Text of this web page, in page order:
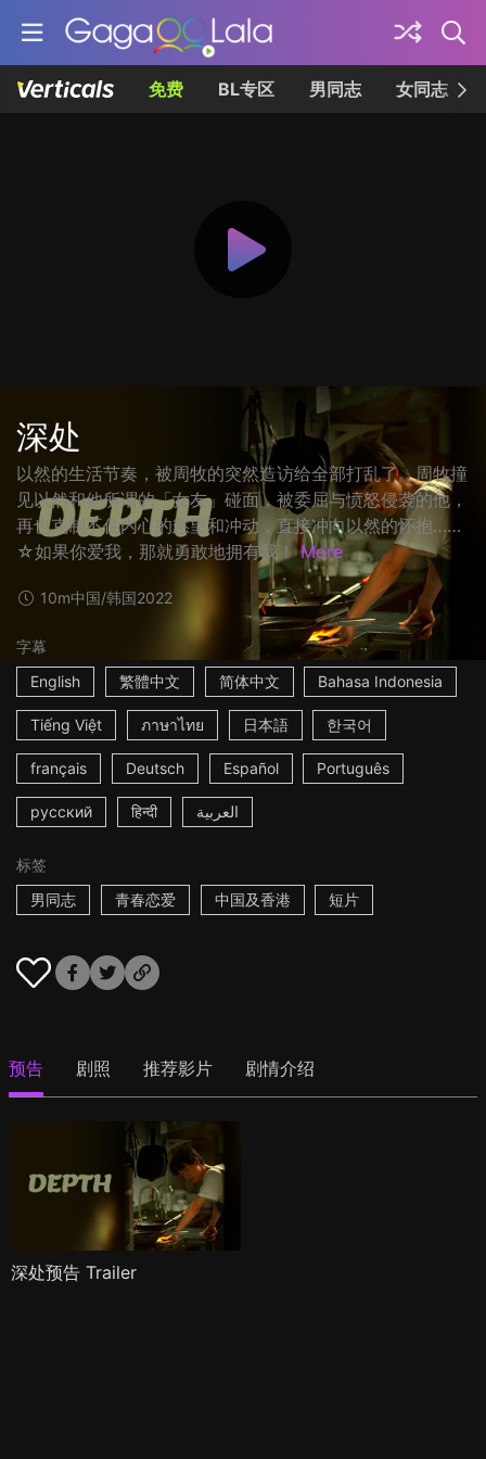
免费 BL专区 男同志 女同志
深处
以然的生活节奏，被周牧的突然造访给全部打乱了。周牧撞
见以然和他所谓的「女友」碰面，被委屈与愤怒侵袭的他，
再也克制不住内心的慾望和冲动，直接冲向以然的怀抱……
☆如果你爱我，那就勇敢地拥有我！ More
10m中国/韩国2022
字幕
English
繁體中文 简体中文 Bahasa Indonesia
Tiếng Việt ภาษาไทย 日本語 한국어
français Deutsch Español Português
русский हिन्दी العربية
标签
男同志
青春恋爱 中国及香港 短片
预告 剧照 推荐影片 剧情介绍
深处预告 Trailer